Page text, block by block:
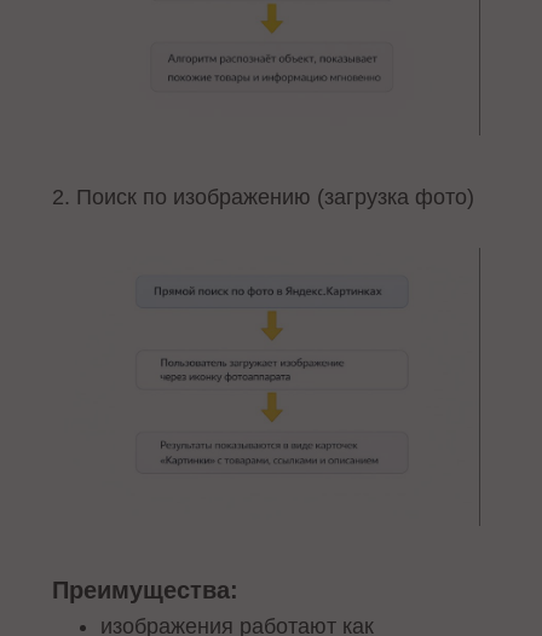
2. Поиск по изображению (загрузка фото)
Преимущества:
изображения работают как